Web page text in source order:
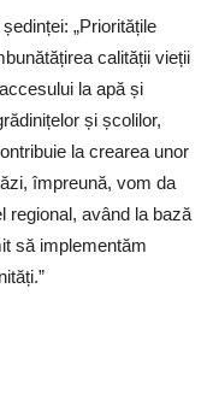
„Prioritățile
calității vieții
la apă și
și școlilor,
la crearea unor
împreună, vom da
regional, având la bază
să implementăm